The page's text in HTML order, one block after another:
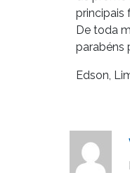
principais
De toda
parabéns
Edson,